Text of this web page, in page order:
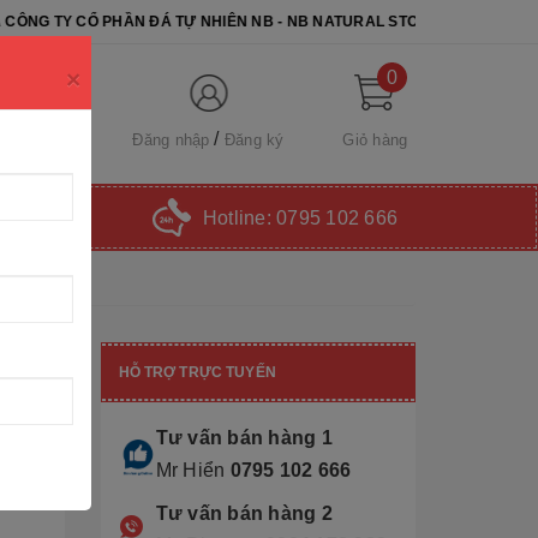
ĐÁ TỰ NHIÊN NB - NB NATURAL STONE. CHÚC QUÝ KHÁCH CHỌN
Đăng nhập Đăng ký
0
Giỏ hàng
Hotline: 0795 102 666
×
HỖ TRỢ TRỰC TUYẾN
Tư vấn bán hàng 1
Mr Hiển 0795 102 666
Tư vấn bán hàng 2